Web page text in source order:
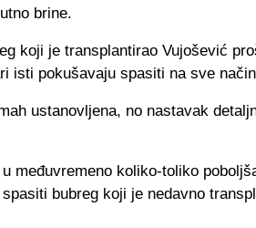
brine.
koji je transplantirao Vujošević
isti pokušavaju spasiti na sve
ustanovljena, no nastavak
međuvremeno koliko-toliko
bubreg koji je nedavno